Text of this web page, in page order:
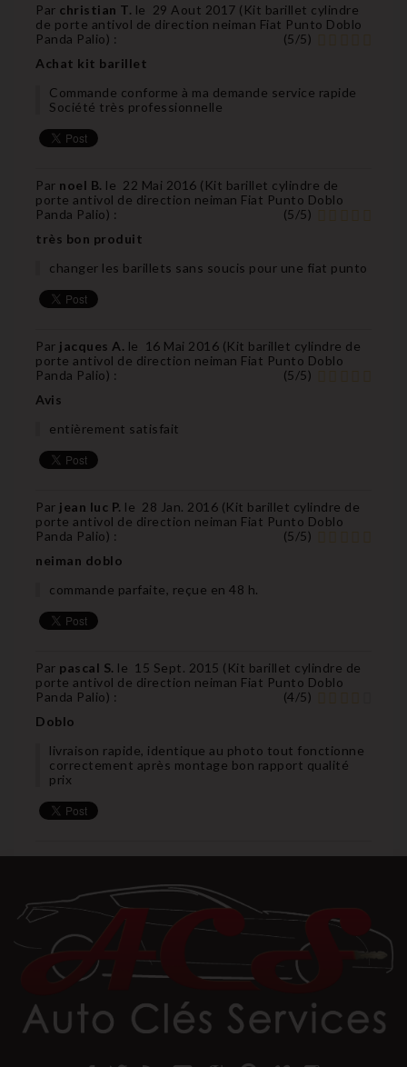
Par christian T. le 29 Aout 2017 ( Kit barillet cylindre
de porte antivol de direction neiman Fiat Punto Doblo
Panda Palio) : (5/5)
Achat kit barillet
Commande conforme à ma demande service rapide
Société très professionnelle
Par noel B. le 22 Mai 2016 ( Kit barillet cylindre de
porte antivol de direction neiman Fiat Punto Doblo
Panda Palio) : (5/5)
très bon produit
changer les barillets sans soucis pour une fiat punto
Par jacques A. le 16 Mai 2016 (Kit barillet cylindre de
porte antivol de direction neiman Fiat Punto Doblo
Panda Palio) : (5/5)
Avis
entièrement satisfait
Par jean luc P. le 28 Jan. 2016 (Kit barillet cylindre de
porte antivol de direction neiman Fiat Punto Doblo
Panda Palio) : (5/5)
neiman doblo
commande parfaite, reçue en 48 h.
Par pascal S. le 15 Sept. 2015 ( Kit barillet cylindre de
porte antivol de direction neiman Fiat Punto Doblo
Panda Palio) : (4/5)
Doblo
livraison rapide, identique au photo tout fonctionne
correctement après montage bon rapport qualité
prix